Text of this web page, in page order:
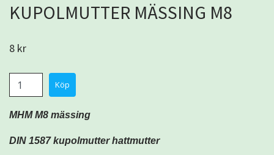
KUPOLMUTTER MÄSSING M8
8 kr
MHM M8 mässing
DIN 1587 kupolmutter hattmutter